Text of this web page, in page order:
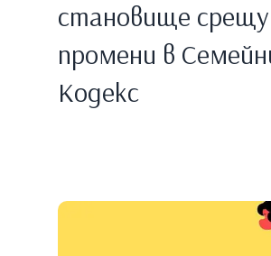
становище срещу
промени в
Кодекс